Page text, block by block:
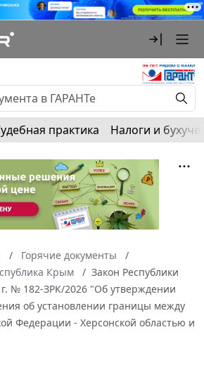
практика Налоги и
Горячие документы
Крым
Закон Республики
№ 182-ЗРК/2026 "Об утверждении
об установлении границы между
Федерации - Херсонской областью и